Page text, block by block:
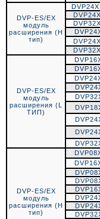
DVP-ES/EX
модуль
расширения (Н
тип)
DVP-ES/EX
модуль
расширения (L
ТИП)
DVP-ES/EX
модуль
расширения (Н
тип)